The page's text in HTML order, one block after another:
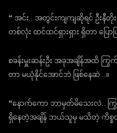
“ အင်း.. အတွင်းကျကျဆိုရင် ဦးနီ
တစ်လုံး ထင်ထင်ရှားရှား ရှိတာ ပြေ
စခန်းမှူးဆန်းဦး အခုအချိန်အထိ
တာ မယုံနိုင်အောင်ဘဲ ဖြစ်နေဆဲ ..။
“နောက်ကော ဘာမှတ်မိသေးလဲ..
ရှိနေတဲ့အချိန် ဘယ်သူမှ မသိတဲ့ ကိစ္စတ